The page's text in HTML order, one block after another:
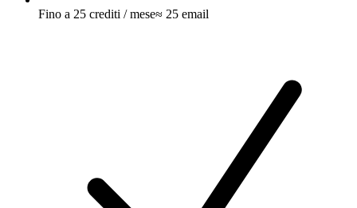
Fino a 25 crediti / mese≈ 25 email